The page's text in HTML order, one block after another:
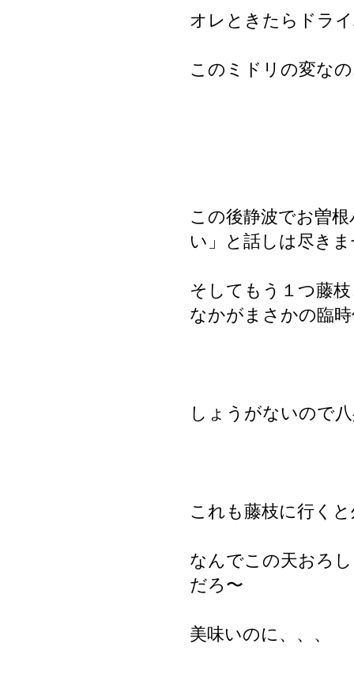
オレときたらドラ
このミドリの変な
この後静波でお曽
い」と話しは尽き
そしてもう１つ藤
なかがまさかの臨
しょうがないので
これも藤枝に行く
なんでこの天おろ
だろ〜
美味いのに、、、